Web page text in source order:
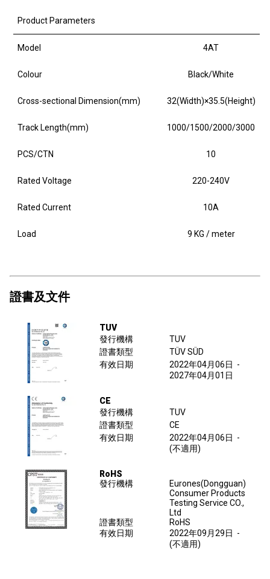
Product Parameters
Model 4AT
Colour Black/White
Cross-sectional Dimension(mm) 32(Width)×35.5(Height)
Track Length(mm) 1000/1500/2000/3000
PCS/CTN 10
Rated Voltage 220-240V
Rated Current 10A
Load 9 KG / meter
證書及文件
TUV
發行機構
TUV
證書類型
TÜV SÜD
有效日期
2022年04月06日 -
2027年04月01日
CE
發行機構
TUV
證書類型
CE
有效日期
2022年04月06日 -
(不適用)
RoHS
發行機構
Eurones(Dongguan)
Consumer Products
Testing Service CO.,
Ltd
證書類型
RoHS
有效日期
2022年09月29日 -
(不適用)